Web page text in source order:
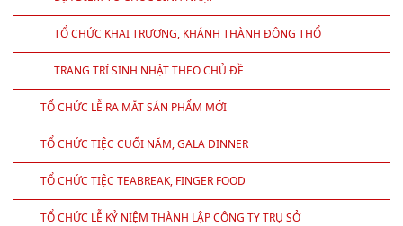
TỔ CHỨC TIỆC SINH NHẬT CHO BÉ YÊU
TỔ CHỨC SINH NHẬT CHO NGƯỜI LỚN
ĐỊA ĐIỂM TỔ CHỨC SINH NHẬT
TỔ CHỨC KHAI TRƯƠNG, KHÁNH THÀNH ĐỘNG THỔ
TRANG TRÍ SINH NHẬT THEO CHỦ ĐỀ
TỔ CHỨC LỄ RA MẮT SẢN PHẨM MỚI